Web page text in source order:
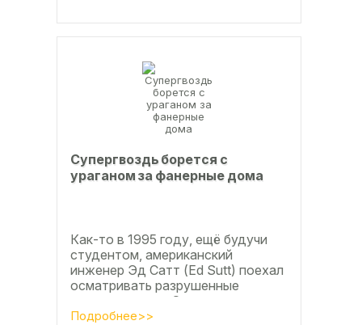
Супергвоздь борется с
ураганом за фанерные дома
Как-то в 1995 году, ещё будучи
студентом, американский
инженер Эд Сатт (Ed Sutt) поехал
осматривать разрушенные
ураганом дома. Он удивился, что
ударов стихии в большинстве
Подробнее>>